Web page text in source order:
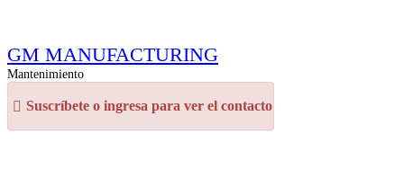
GM MANUFACTURING
Mantenimiento
Suscríbete o ingresa para ver el contacto